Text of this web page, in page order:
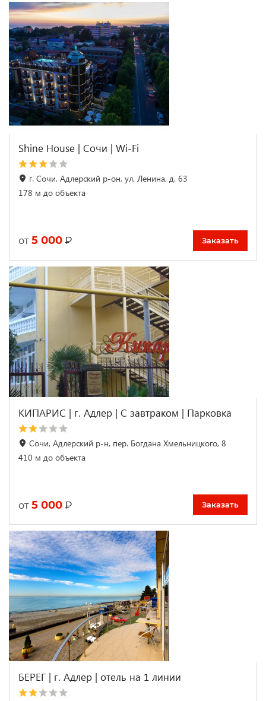
Shine House | Сочи | Wi-Fi
г. Сочи, Адлерский р-он, ул. Ленина, д. 63
178 м до объекта
от 5 000 ₽ Заказать
КИПАРИС | г. Адлер | С завтраком | Парковка
Сочи, Адлерский р-н, пер. Богдана Хмельницкого, 8
410 м до объекта
от 5 000 ₽ Заказать
БЕРЕГ | г. Адлер | отель на 1 линии